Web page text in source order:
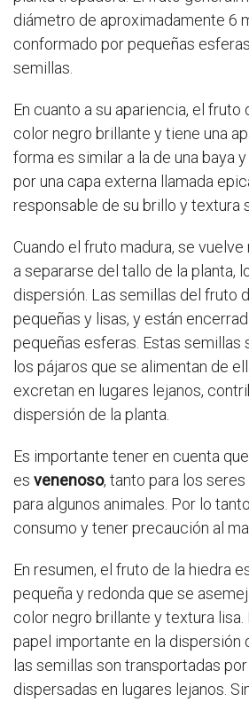
diámetro de aproximadamente 6
conformado por pequeñas
semillas.
En cuanto a su apariencia, el fruto
color negro brillante y tiene una
forma es similar a la de una baya
por una capa externa llamada
responsable de su brillo y textura
Cuando el fruto madura, se
a separarse del tallo de la planta,
dispersión. Las semillas del fruto
pequeñas y lisas, y están
pequeñas esferas. Estas semillas
los pájaros que se alimentan de
excretan en lugares lejanos,
dispersión de la planta.
Es importante tener en cuenta
es venenoso, tanto para los
para algunos animales. Por lo
consumo y tener precaución al
En resumen, el fruto de la hiedra
pequeña y redonda que se
color negro brillante y textura lisa.
papel importante en la dispersión
las semillas son transportadas
dispersadas en lugares lejanos.